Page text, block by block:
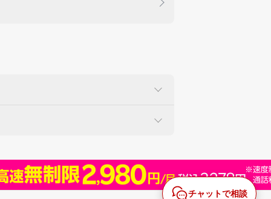
チャットで相談